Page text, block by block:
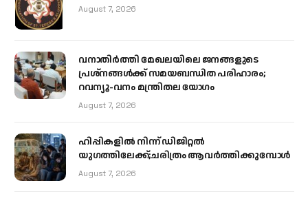
August 7, 2026
വനാതിർത്തി മേഖലയിലെ ജനങ്ങളുടെ
പ്രശ്നങ്ങൾക്ക് സമയബന്ധിത പരിഹാരം;
റവന്യൂ-വനം മന്ത്രിതല യോഗം
August 7, 2026
ഹിപ്പികളില്‍ നിന്ന് ഡിജിറ്റല്‍
യുഗത്തിലേക്ക്;ചരിത്രം ആവര്‍ത്തിക്കുമ്പോള്‍
August 7, 2026